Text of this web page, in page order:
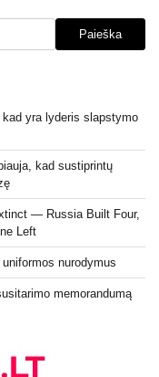
Paieška
kad yra lyderis slapstymo
kad sustiprintų
— Russia Built Four,
Left
nurodymus
memorandumą